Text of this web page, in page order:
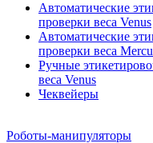
Автоматические
проверки веса Venus
Автоматические
проверки веса
Ручные
веса Venus
Чеквейеры
Роботы-манипуляторы